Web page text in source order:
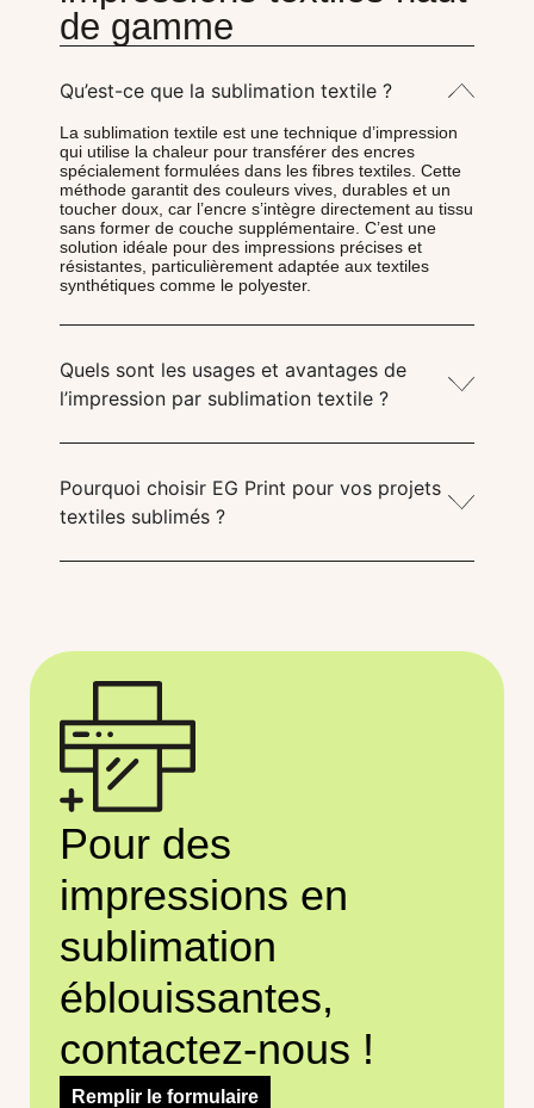
de gamme
Qu’est-ce que la sublimation textile ?
La sublimation textile est une technique d’impression
qui utilise la chaleur pour transférer des encres
spécialement formulées dans les fibres textiles. Cette
méthode garantit des couleurs vives, durables et un
toucher doux, car l’encre s’intègre directement au tissu
sans former de couche supplémentaire. C’est une
solution idéale pour des impressions précises et
résistantes, particulièrement adaptée aux textiles
synthétiques comme le polyester.
Quels sont les usages et avantages de
l’impression par sublimation textile ?
Pourquoi choisir EG Print pour vos projets
textiles sublimés ?
Pour des
impressions en
sublimation
éblouissantes,
contactez-nous !
Remplir le formulaire